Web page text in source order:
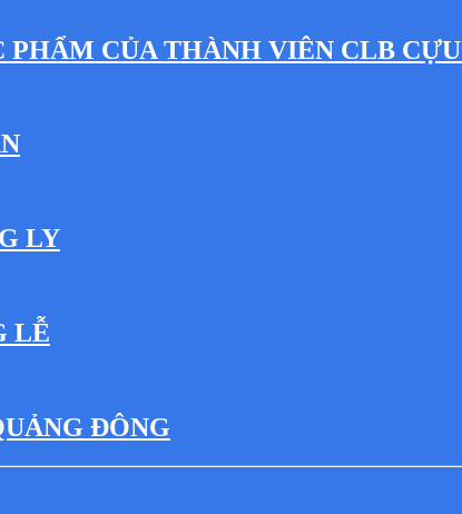
PHẨM CỦA THÀNH VIÊN CLB
LY
LỄ
ĐÔNG